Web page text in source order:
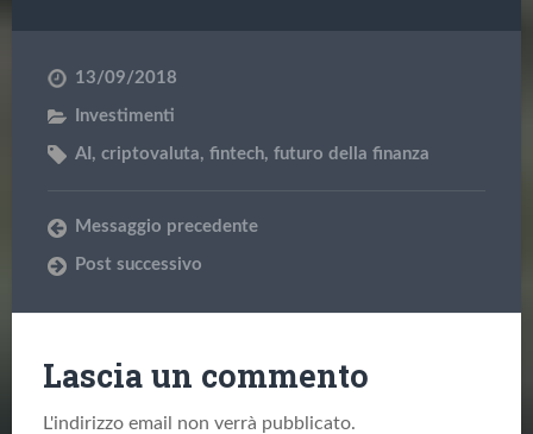
13/09/2018
Investimenti
AI , criptovaluta, fintech, futuro della finanza
Messaggio precedente
Post successivo
Lascia un commento
L'indirizzo email non verrà pubblicato.